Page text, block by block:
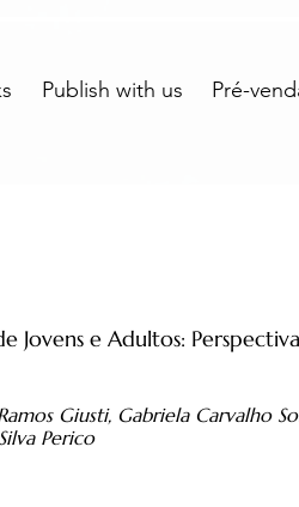
Publish with us Pré-
Jovens e Adultos:
Giusti, Gabriela Carvalho
Perico